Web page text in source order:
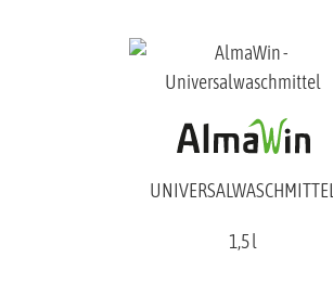
UNIVERSALWASCHMITTEL
1,5 l